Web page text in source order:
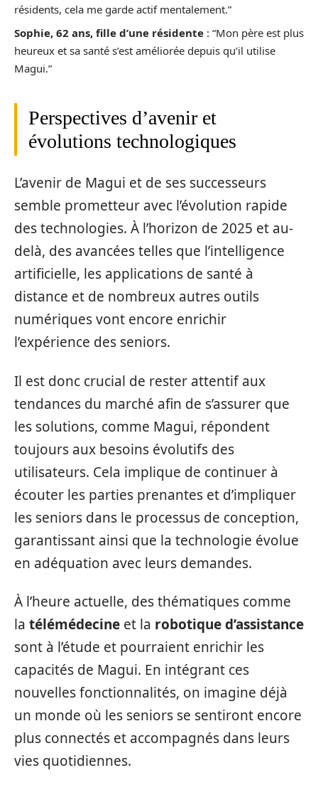
résidents, cela me garde actif mentalement.”
Sophie, 62 ans, fille d’une résidente : “Mon père est plus
heureux et sa santé s’est améliorée depuis qu’il utilise
Magui.”
Perspectives d’avenir et
évolutions technologiques
L’avenir de Magui et de ses successeurs
semble prometteur avec l’évolution rapide
des technologies. À l’horizon de 2025 et au-
delà, des avancées telles que l’intelligence
artificielle, les applications de santé à
distance et de nombreux autres outils
numériques vont encore enrichir
l’expérience des seniors.
Il est donc crucial de rester attentif aux
tendances du marché afin de s’assurer que
les solutions, comme Magui, répondent
toujours aux besoins évolutifs des
utilisateurs. Cela implique de continuer à
écouter les parties prenantes et d’impliquer
les seniors dans le processus de conception,
garantissant ainsi que la technologie évolue
en adéquation avec leurs demandes.
À l’heure actuelle, des thématiques comme
la télémédecine et la robotique d’assistance
sont à l’étude et pourraient enrichir les
capacités de Magui. En intégrant ces
nouvelles fonctionnalités, on imagine déjà
un monde où les seniors se sentiront encore
plus connectés et accompagnés dans leurs
vies quotidiennes.